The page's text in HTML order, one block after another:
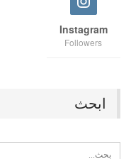
Instagram
Followers
ابحث